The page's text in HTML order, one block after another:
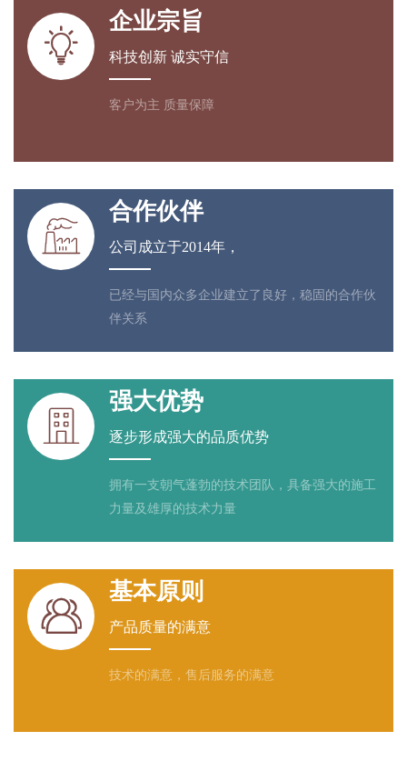

企业宗旨
科技创新 诚实守信
客户为主 质量保障

合作伙伴
公司成立于2014年，
已经与国内众多企业建立了良好，稳固的合作伙
伴关系

强大优势
逐步形成强大的品质优势
拥有一支朝气蓬勃的技术团队，具备强大的施工
力量及雄厚的技术力量

基本原则
产品质量的满意
技术的满意，售后服务的满意